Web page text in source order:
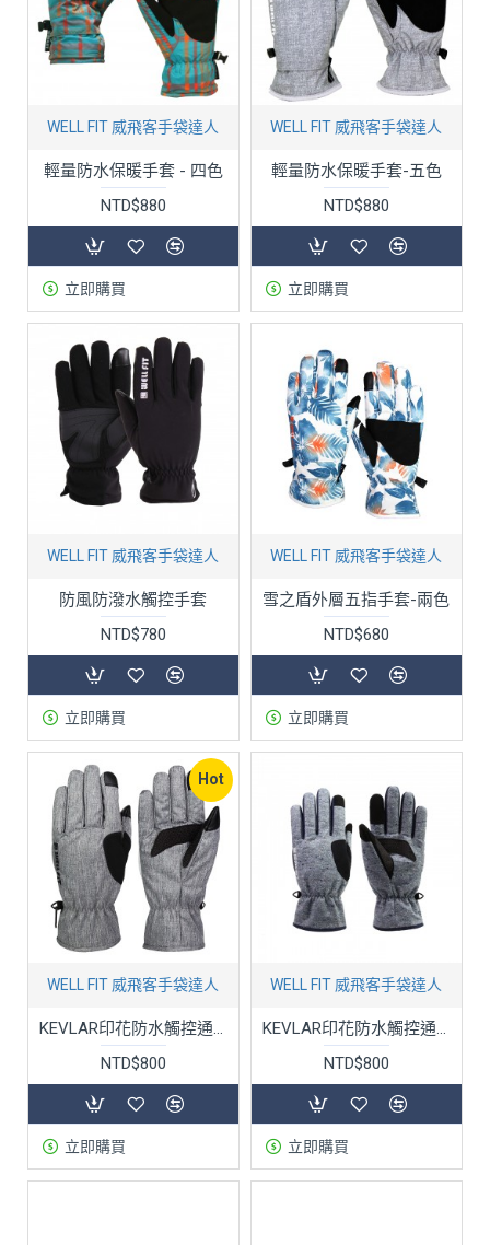
WELL FIT 威飛客手袋達人
輕量防水保暖手套 - 四色
NTD$880
立即購買
WELL FIT 威飛客手袋達人
輕量防水保暖手套-五色
NTD$880
立即購買
WELL FIT 威飛客手袋達人
防風防潑水觸控手套
NTD$780
立即購買
WELL FIT 威飛客手袋達人
雪之盾外層五指手套-兩色
NTD$680
立即購買
Hot
WELL FIT 威飛客手袋達人
KEVLAR印花防水觸控通勤手套 - 三色
NTD$800
立即購買
WELL FIT 威飛客手袋達人
KEVLAR印花防水觸控通勤手套 - 莫藍迪色系(五色)
NTD$800
立即購買